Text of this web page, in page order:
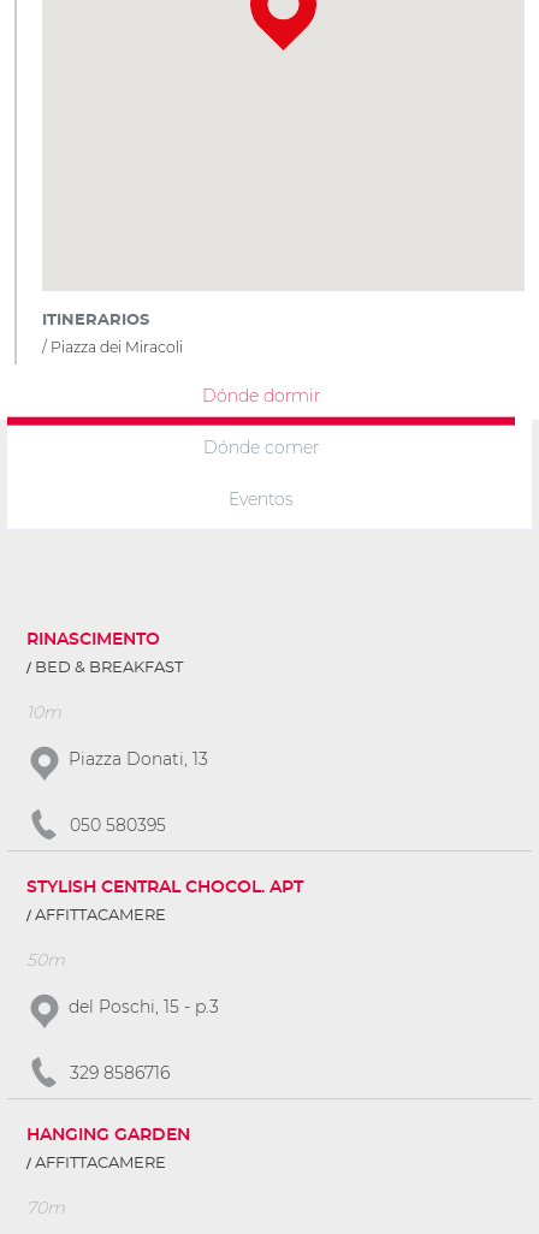
ITINERARIOS
Piazza dei Miracoli
Dónde dormir
Dónde comer
Eventos
RINASCIMENTO
BED & BREAKFAST
10m
Piazza Donati, 13
050 580395
STYLISH CENTRAL CHOCOL. APT
AFFITTACAMERE
50m
del Poschi, 15 - p.3
329 8586716
HANGING GARDEN
AFFITTACAMERE
70m